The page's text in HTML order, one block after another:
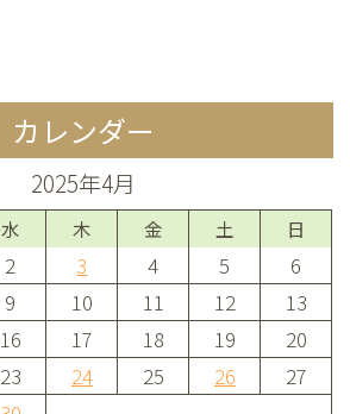
カレンダー
2025年4月
水 木 金 土 日
2 3 4 5
6
9 10 11 12
13
16 17 18 19
20
23 24 25 26
27